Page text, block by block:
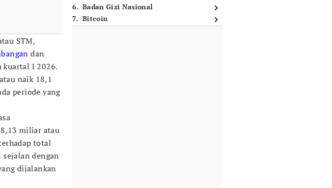
STM,
dan
kuartal I 2026.
naik 18,1
periode yang
miliar atau
total
dengan
dijalankan
6. Badan Gizi Nasional
7. Bitcoin